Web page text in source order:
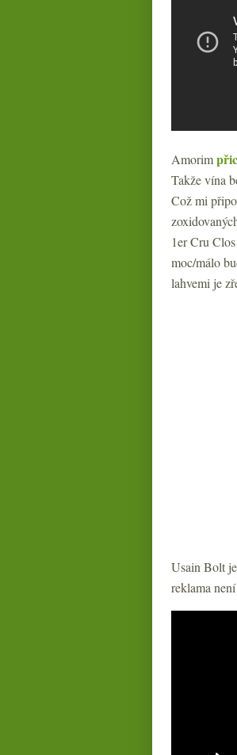
Amorim
Takže vína
Což mi
1er Cru
moc/málo
lahvemi je
Usain Bolt
reklama